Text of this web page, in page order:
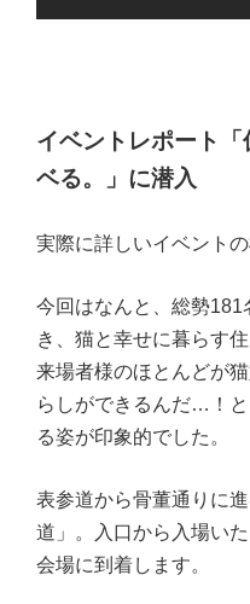
イベントレポート
ベる。」に潜入
実際に詳しいイベント
今回はなんと、総勢
き、猫と幸せに暮らす
来場者様のほとんどが
らしができるんだ…！
る姿が印象的でした。
表参道から骨董通りに
道」。入口から入場い
会場に到着します。